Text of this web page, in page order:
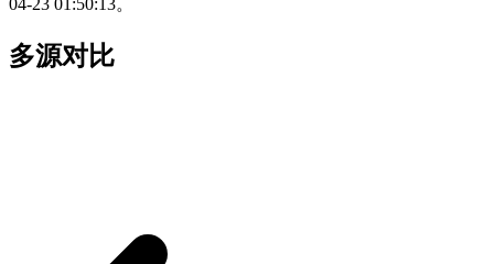
04-23 01:50:13。
多源对比